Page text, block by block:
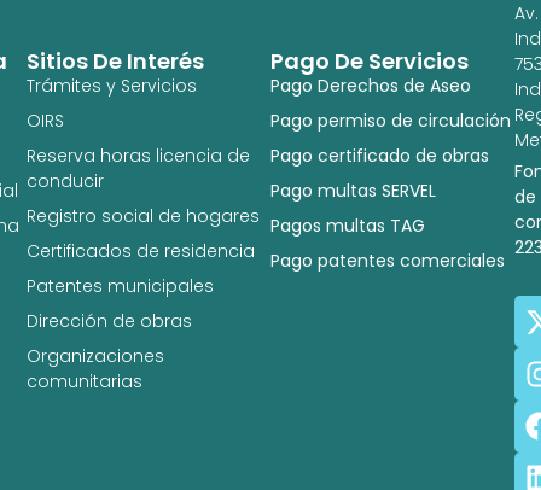
Pago De Servicios
Pago Derechos de Aseo
Pago permiso de circulación
Pago certificado de obras
Pago multas SERVEL
Pagos multas TAG
Pago patentes comerciales
Sitios De Interés
Trámites y Servicios
OIRS
Reserva horas licencia de
conducir
Registro social de hogares
Certificados de residencia
Patentes municipales
Dirección de obras
Organizaciones
comunitarias
Av.
de